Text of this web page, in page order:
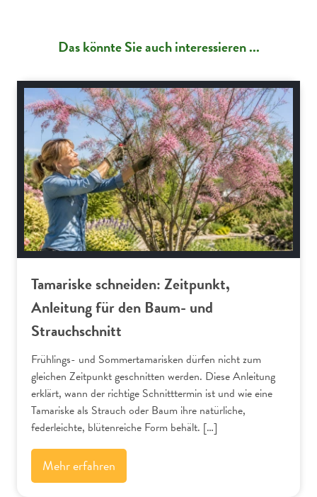
Das könnte Sie auch interessieren ...
Gartenpraxis
Tamariske schneiden: Zeitpunkt,
Anleitung für den Baum- und
Strauchschnitt
Frühlings- und Sommertamarisken dürfen nicht zum
gleichen Zeitpunkt geschnitten werden. Diese Anleitung
erklärt, wann der richtige Schnitttermin ist und wie eine
Tamariske als Strauch oder Baum ihre natürliche,
federleichte, blütenreiche Form behält. […]
Mehr erfahren